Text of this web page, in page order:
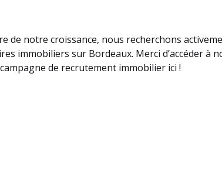
de notre croissance, nous recherchons
immobiliers sur Bordeaux. Merci d’accéder à
campagne de recrutement immobilier ici !